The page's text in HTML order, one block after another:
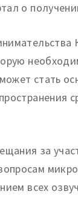
о
стать
за
всех